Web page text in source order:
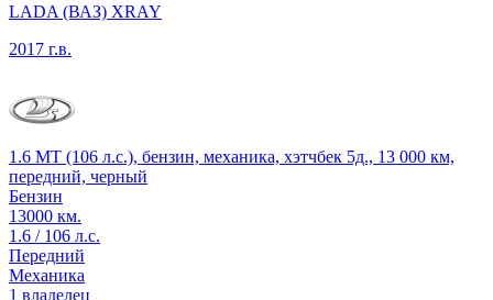
LADA (ВАЗ) XRAY
2017 г.в.
1.6 MT (106 л.с.), бензин, механика, хэтчбек 5д., 13 000 км,
передний, черный
Бензин
13000 км.
1.6 / 106 л.с.
Передний
Механика
1 владелец